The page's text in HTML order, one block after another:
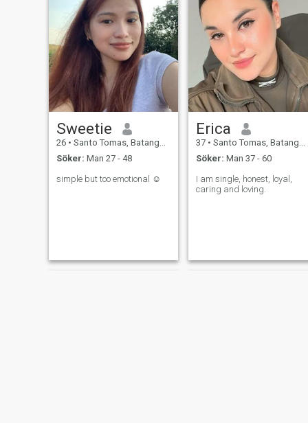
Sweetie
26 • Santo Tomas, Batangas, Filippinerna
Söker: Man 27 - 48
simple but too emotional ☺️
Erica
37 • Santo Tomas, Batangas, Filippinerna
Söker: Man 37 - 60
I am single, honest, loyal,
caring and loving.